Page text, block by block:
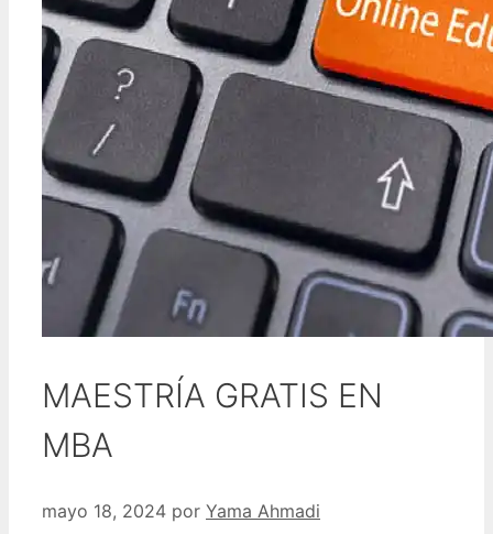
MAESTRÍA GRATIS EN
MBA
mayo 18, 2024 por Yama Ahmadi